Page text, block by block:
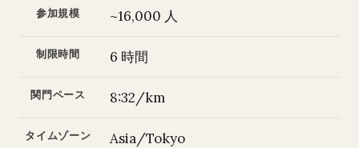
参加規模 ~16,000 人
制限時間 6 時間
関門ペース 8:32/km
タイムゾーン Asia/Tokyo